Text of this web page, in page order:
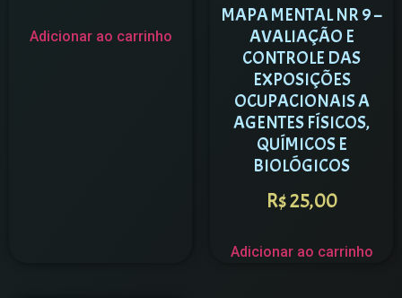
Adicionar ao carrinho
MAPA MENTAL NR 9 –
AVALIAÇÃO E
CONTROLE DAS
EXPOSIÇÕES
OCUPACIONAIS A
AGENTES FÍSICOS,
QUÍMICOS E
BIOLÓGICOS
R$25,00
Adicionar ao carrinho